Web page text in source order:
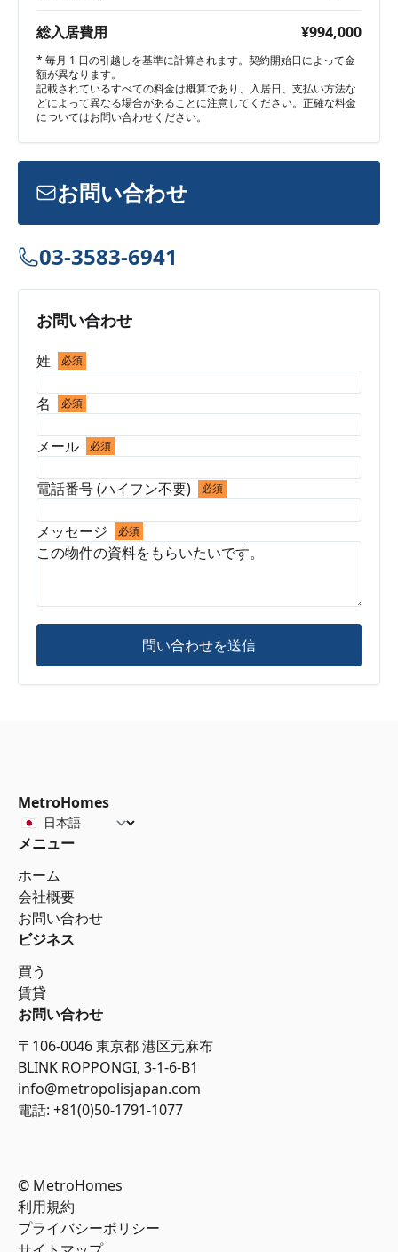
総入居費用 ¥994,000
* 毎月 1 日の引越しを基準に計算されます。契約開始日によって金
額が異なります。
記載されているすべての料金は概算であり、入居日、支払い方法な
どによって異なる場合があることに注意してください。正確な料金
についてはお問い合わせください。
お問い合わせ
03-3583-6941
お問い合わせ
姓 必須
名 必須
メール 必須
電話番号 (ハイフン不要) 必須
メッセージ 必須
問い合わせを送信
MetroHomes
メニュー
ホーム
会社概要
お問い合わせ
ビジネス
買う
賃貸
お問い合わせ
〒106-0046 東京都 港区元麻布
BLINK ROPPONGI, 3-1-6-B1
info@metropolisjapan.com
電話: +81(0)50-1791-1077
© MetroHomes
利用規約
プライバシーポリシー